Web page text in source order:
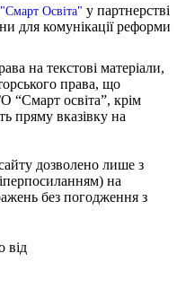
Освіта" у партнерстві
для комунікації реформи
на текстові матеріали,
права, що
“Смарт освіта”, крім
пряму вказівку на
дозволено лише з
на
без погодження з
від